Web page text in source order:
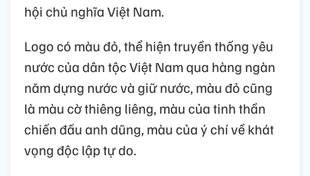
hội chủ nghĩa Việt Nam.
Logo có màu đỏ, thể hiện truyền thống yêu
nước của dân tộc Việt Nam qua hàng ngàn
năm dựng nước và giữ nước, màu đỏ cũng
là màu cờ thiêng liêng, màu của tinh thần
chiến đấu anh dũng, màu của ý chí về khát
vọng độc lập tự do.